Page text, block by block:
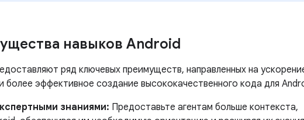
навыков Android
ряд ключевых преимуществ, направленных на
более эффективное создание высококачественного кода для
знаниями: Предоставьте агентам больше контекста,